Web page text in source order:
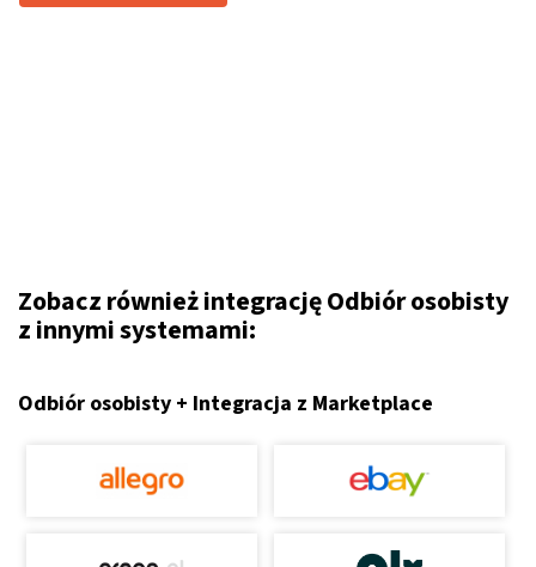
Zobacz również integrację Odbiór osobisty
z innymi systemami:
Odbiór osobisty + Integracja z Marketplace